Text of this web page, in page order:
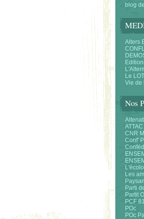
blog
Alters
Le
Vie de
Nos
CNR
Conf'
Les
Parti
Partit
PCF 81
POc
POc